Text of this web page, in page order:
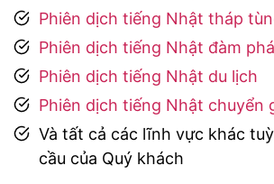
Phiên dịch tiếng Nhật tháp
Phiên dịch tiếng Nhật đàm
Phiên dịch tiếng Nhật du lịch
Phiên dịch tiếng Nhật chuyển
Và tất cả các lĩnh vực khác
cầu của Quý khách